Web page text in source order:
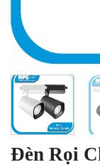
Đèn Rọi